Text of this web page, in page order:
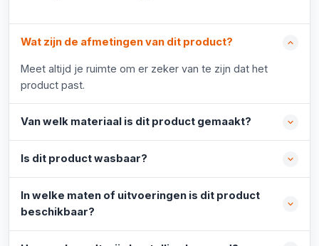
Wat zijn de afmetingen van dit product?
Meet altijd je ruimte om er zeker van te zijn dat het
product past.
Van welk materiaal is dit product gemaakt?
Is dit product wasbaar?
In welke maten of uitvoeringen is dit product
beschikbaar?